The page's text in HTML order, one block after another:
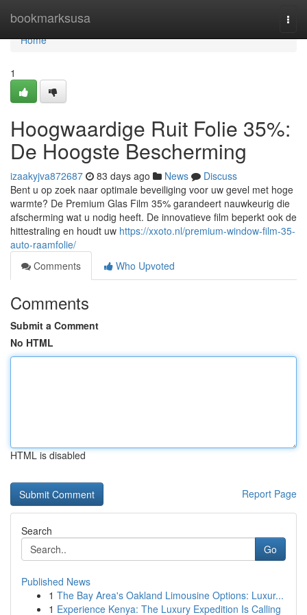
bookmarksusa
Home
Home
1
Hoogwaardige Ruit Folie 35%:
De Hoogste Bescherming
izaakyjva872687 83 days ago News
Discuss
Bent u op zoek naar optimale beveiliging voor uw gevel met hoge
warmte? De Premium Glas Film 35% garandeert nauwkeurig die
afscherming wat u nodig heeft. De innovatieve film beperkt ook de
hittestraling en houdt uw https://xxoto.nl/premium-window-film-35-
auto-raamfolie/
Comments
Who Upvoted
Comments
Submit a Comment
No HTML
HTML is disabled
Report Page
Search
Go
Published News
1 The Bay Area's Oakland Limousine Options: Luxur...
1 Experience Kenya: The Luxury Expedition Is Calling